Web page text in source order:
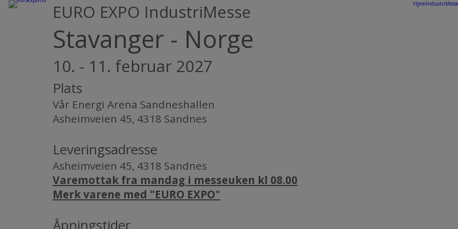
Hjem
EURO EXPO IndustriMesse
Stavanger - Norge
10. - 11. februar 2027
Plats
Vår Energi Arena Sandneshallen
Asheimveien 45, 4318 Sandnes
Leveringsadresse
Asheimveien 45, 4318 Sandnes
Varemottak fra mandag i messeuken kl 08.00
Merk varene med "EURO EXPO"
Åpningstider